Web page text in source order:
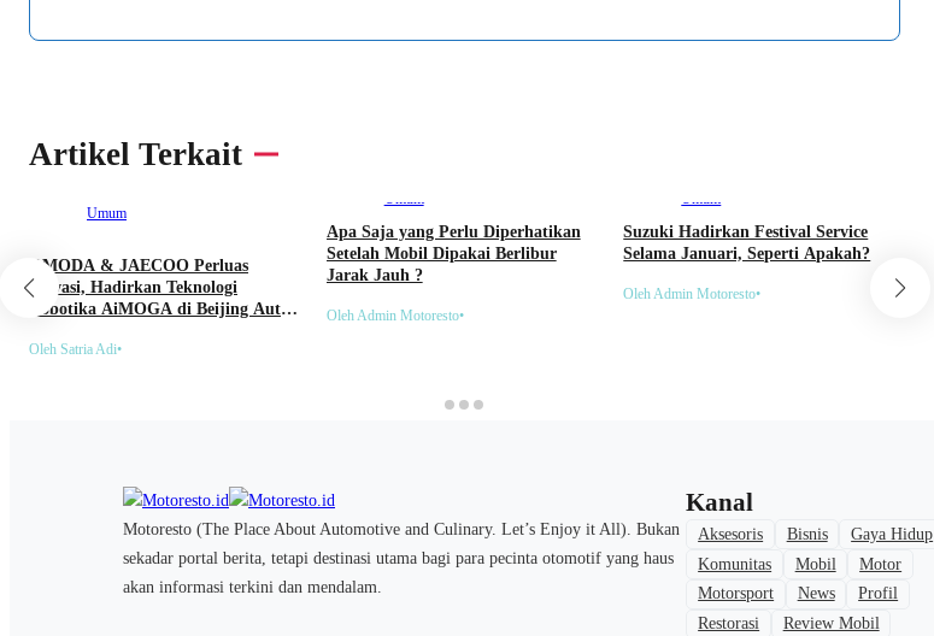
Artikel Terkait
Umum
OMODA & JAECOO Perluas
Inovasi, Hadirkan Teknologi
Robotika AiMOGA di Beijing Auto
Oleh Satria Adi•
Umum
Apa Saja yang Perlu Diperhatikan
Setelah Mobil Dipakai Berlibur
Jarak Jauh ?
Oleh Admin Motoresto•
Umum
Suzuki Hadirkan Festival Service
Selama Januari, Seperti Apakah?
Oleh Admin Motoresto•
Motoresto (The Place About Automotive and Culinary. Let’s Enjoy it All). Bukan
sekadar portal berita, tetapi destinasi utama bagi para pecinta otomotif yang haus
akan informasi terkini dan mendalam.
Kanal
Aksesoris Bisnis
Gaya Hidup
Komunitas
Mobil
Motor
Motorsport
News
Profil
Restorasi
Review Mobil